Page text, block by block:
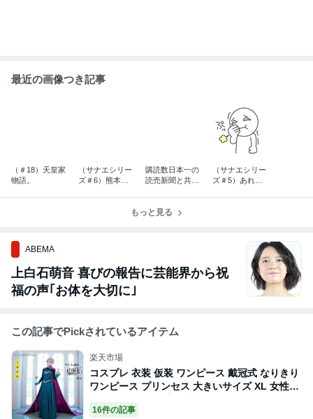
最近の画像つき記事
（＃18）天皇家
物語。
（サナエシリー
ズ＃6）熊本震
購読数日本一の
読売新聞と共産
る結果の支持率
（サナエシリー
ズ＃5）あれも
もっと見る
ABEMA
上白石萌音 喜びの報告に芸能界から祝
福の声｢お体を大切に｣
この記事でPickされているアイテム
楽天市場
コスプレ 衣装 仮装 ワンピース 戴冠式 なりきり
ワンピース プリンセス 大きいサイズ XL 女性用
レディース コスプレ衣装 マント ロングドレス
ハロウィーン ハロウイン 大人 ハロウィンコス
16件の記事